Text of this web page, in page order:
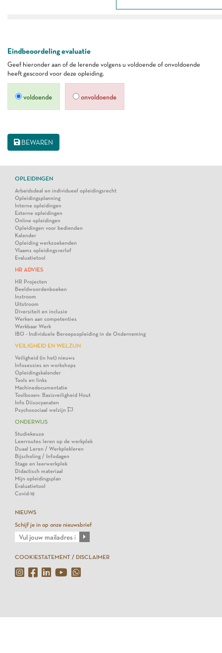
Eindbeoordeling evaluatie
Geef hieronder aan of de lerende volgens u voldoende of onvoldoende
heeft gescoord voor deze opleiding.
voldoende onvoldoende
BEWAREN
OPLEIDINGEN
Arbeidsdeal en individueel opleidingsrecht
Opleidingsplanning
Interne opleidingen
Externe opleidingen
Online opleidingen
Opleidingen voor bedienden
Kalender
Opleiding werkzoekenden
Vlaams opleidingsverlof
Evaluatietool
HR ADVIES
HR Projecten
Beeldwoordenboeken
Instroom
Uitstroom
Diversiteit en inclusie
Werken aan competenties
Werkbaar Werk
IBO - Individuele Beroepsopleiding in de Onderneming
VEILIGHEID EN WELZIJN
Veiligheid (in het) nieuws
Infosessies en workshops
Opleidingskalender
Tools en links
Machinedocumentatie
Toolboxen: Basisveiligheid Hout
Info Diisocyanaten
Psychosociaal welzijn
ONDERWIJS
Studiekeuze
Leerroutes leren op de werkplek
Duaal Leren / Werkplekleren
Bijscholing / Infodagen
Stage en leerwerkplek
Didactisch materiaal
Mijn opleidingsplan
Evaluatietool
Covid-19
NIEUWS
Schijf je in op onze nieuwsbrief
COOKIESTATEMENT / DISCLAIMER